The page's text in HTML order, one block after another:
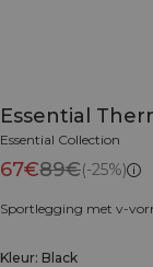
Essential
Essential Collection
67€89€(-25%)
Sportlegging met v-
Kleur: Black